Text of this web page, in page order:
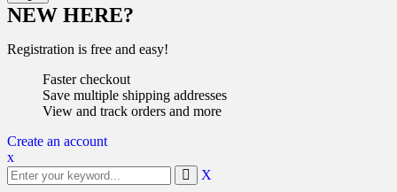
NEW HERE?
Registration is free and easy!
Faster checkout
Save multiple shipping addresses
View and track orders and more
Create an account
x
X